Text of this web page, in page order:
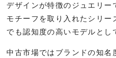
デザインが特徴のジュエリー
モチーフを取り入れたシリー
でも認知度の高いモデルとし
中古市場ではブランドの知名